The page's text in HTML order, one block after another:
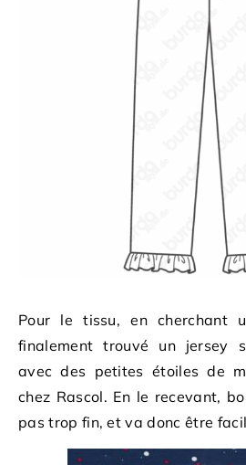
Pour le tissu, en cherchant
finalement trouvé un jersey
avec des petites étoiles de
chez Rascol. En le recevant,
pas trop fin, et va donc être